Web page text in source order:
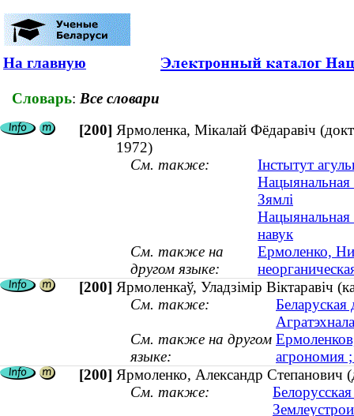
На главную
Словарь: Все словари
[200] Ярмоленка, Мікалай Фёдаравіч
1972)
См. также:
Інстытут
Нацыянальная
Зямлі
Нацыянальная
навук
См. также на
другом языке:
Ермоленко,
[200] Ярмоленкаў, Уладзімір Віктаравіч
См. также:
Беларуская
См. также на другом
языке:
агрономия
[200] Ярмоленко, Александр Степанович
См. также: